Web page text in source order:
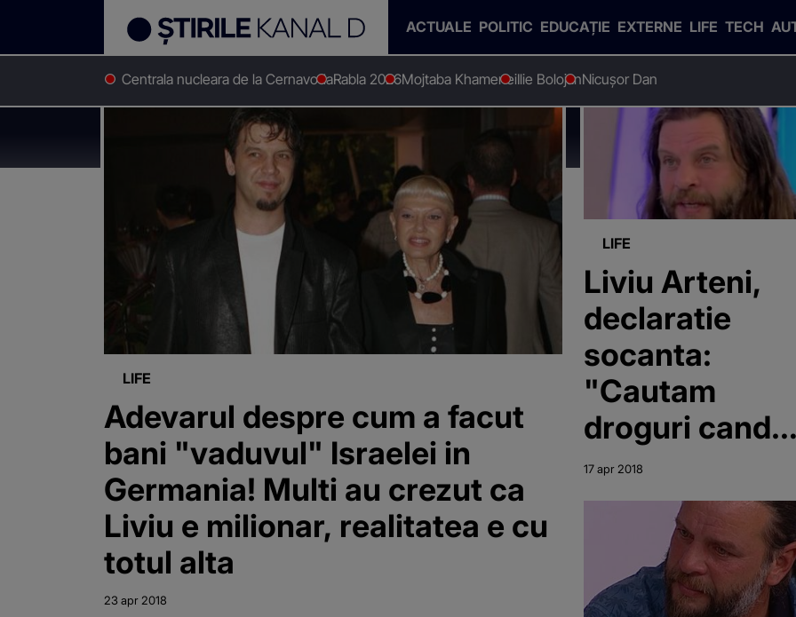
ACTUALE POLITIC EDUCAȚIE EXTERNE LIFE TECH
Centrala nucleara de la CernavodaRabla 2026Mojtaba KhameneiIlie BolojanNicușor Dan
Stirile Kanal D Israela vodovoz
Știri despre"Israela vodovoz"
LIFE
Adevarul despre cum a facut
bani "vaduvul" Israelei in
Germania! Multi au crezut ca
Liviu e milionar, realitatea e cu
totul alta
23 apr 2018
LIFE
Liviu Arteni,
declaratie
socanta:
"Cautam
droguri cand a
murit Israela"
17 apr 2018